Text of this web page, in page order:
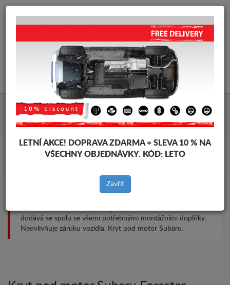
info@krytpodmotor.com
Kryt pod motor Subaru
dodává se spolu se všemi potřebnými montážními doplňky.
Neovlivňuje záruku vozidla. Kryt pod motor Subaru.
LETNÍ AKCE! DOPRAVA ZDARMA + SLEVA 10 % NA
VŠECHNY OBJEDNÁVKY. KÓD: LETO
Zavřít